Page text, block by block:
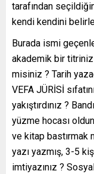
tarafından
kendi kendini
Burada ismi
akademik bir
misiniz ? Tarih
VEFA JÜRİSİ
yakıştırdınız ?
yüzme hocası
ve kitap bastırmak
yazı yazmış, 3-5
imtiyazınız ?